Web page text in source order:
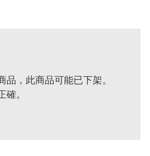
，此商品可能已下架。
。